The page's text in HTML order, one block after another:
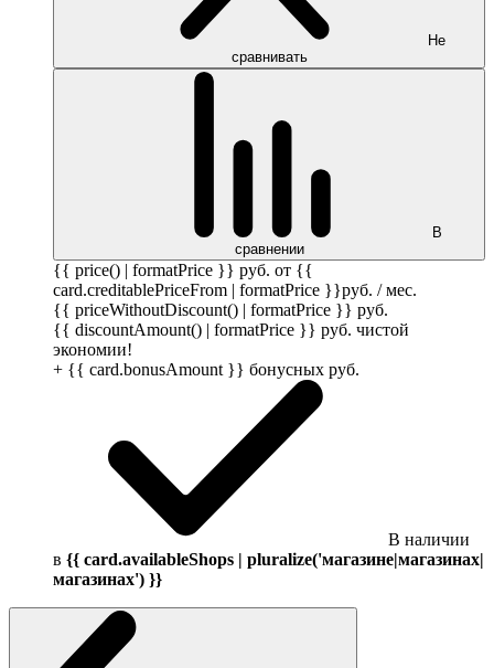
Не
сравнивать
В
сравнении
{{ price() | formatPrice }} руб. от {{
card.creditablePriceFrom | formatPrice }}руб. / мес.
{{ priceWithoutDiscount() | formatPrice }} руб.
{{ discountAmount() | formatPrice }} руб. чистой
экономии!
+ {{ card.bonusAmount }} бонусных руб.
В наличии
в {{ card.availableShops | pluralize('магазине|магазинах|
магазинах') }}